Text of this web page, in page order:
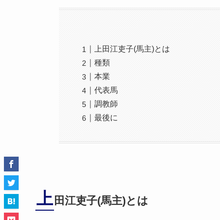
上田江吏子(馬主)とは
種類
本業
代表馬
調教師
最後に
上 田江吏子(馬主)とは